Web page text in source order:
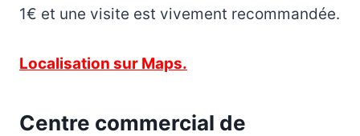
1€ et une visite est vivement recommandée.
Localisation sur Maps.
Centre commercial de